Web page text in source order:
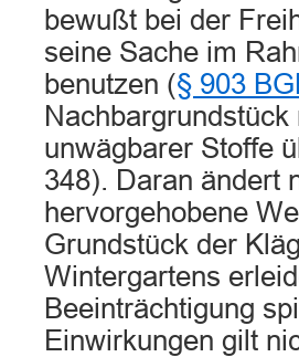
bewußt bei der
seine Sache im
benutzen (§ 903
unwägbarer Stoffe
348). Daran ändert
hervorgehobene
Grundstück der
Wintergartens
Beeinträchtigung
Einwirkungen gilt